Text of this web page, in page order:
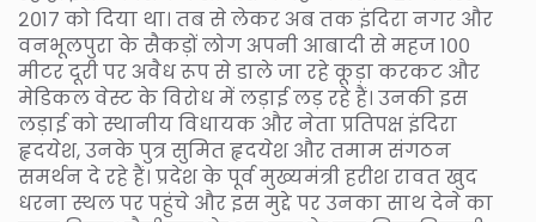
२०१७ को दिया था। तब से लेकर अब तक इंदिरा नगर और
वनभूलपुरा के सैकड़ों लोग अपनी आबादी से महज १००
मीटर दूरी पर अवैध रूप से डाले जा रहे कूड़ा करकट और
मेडिकल वेस्ट के विरोध में लड़ाई लड़ रहे हैं। उनकी इस
लड़ाई को स्थानीय विधायक और नेता प्रतिपक्ष इंदिरा
हृदयेश, उनके पुत्र सुमित हृदयेश और तमाम संगठन
समर्थन दे रहे हैं। प्रदेश के पूर्व मुख्यमंत्री हरीश रावत खुद
धरना स्थल पर पहुंचे और इस मुद्दे पर उनका साथ देने का